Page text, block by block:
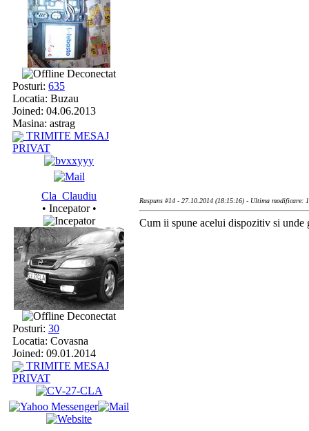
Deconectat
Posturi: 635
Locatia: Buzau
Joined: 04.06.2013
Masina: astrag
TRIMITE MESAJ
PRIVAT
Cla_Claudiu
• Incepator •
Deconectat
Posturi: 30
Locatia: Covasna
Joined: 09.01.2014
TRIMITE MESAJ
PRIVAT
Raspuns #14 - 27.10.2014 (18:15:16) - Ultima modificare:
Cum ii spune acelui dispozitiv si unde